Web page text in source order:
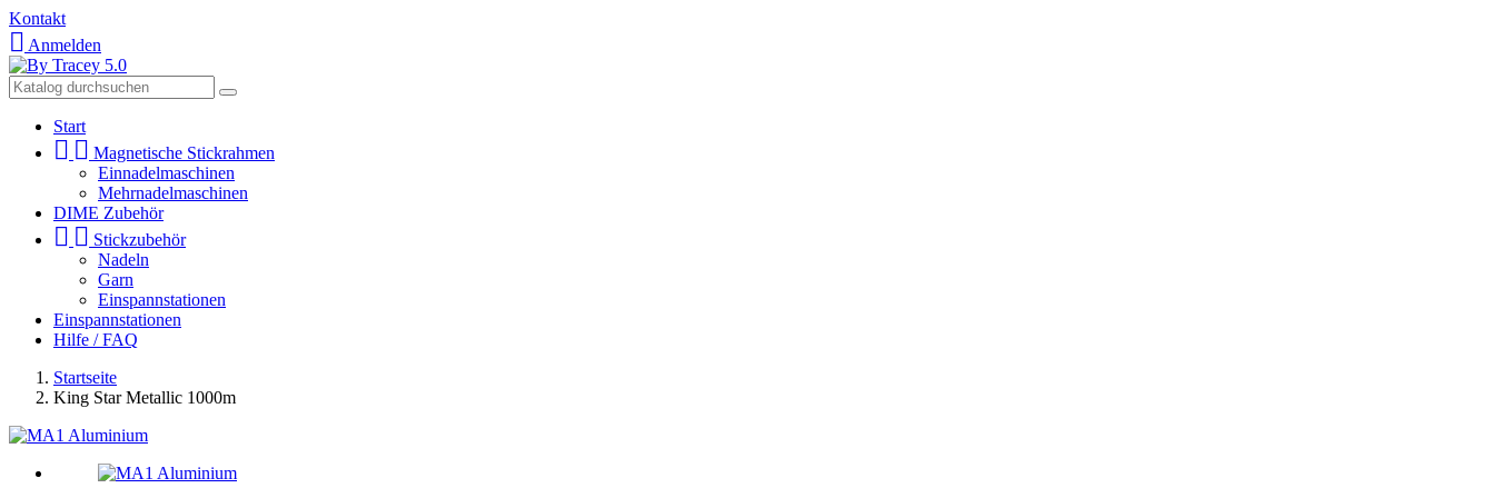
Kontakt
 Anmelden
Start
  Magnetische Stickrahmen
Einnadelmaschinen
Mehrnadelmaschinen
DIME Zubehör
  Stickzubehör
Nadeln
Garn
Einspannstationen
Einspannstationen
Hilfe / FAQ
Startseite
King Star Metallic 1000m